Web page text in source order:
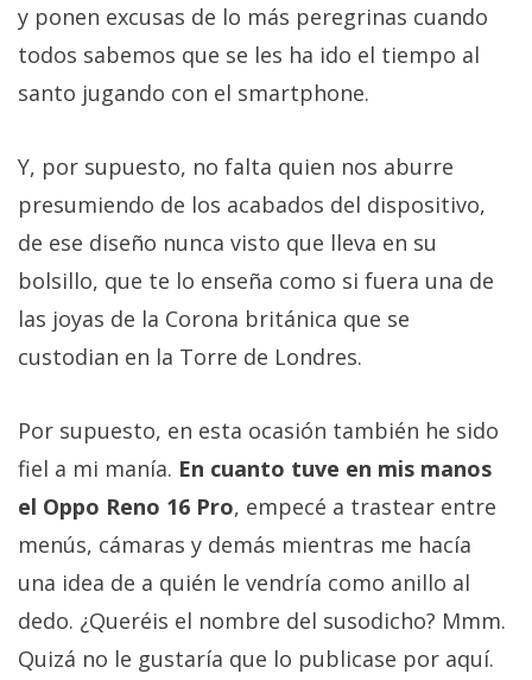
y ponen excusas de lo más peregrinas cuando
todos sabemos que se les ha ido el tiempo al
santo jugando con el smartphone.
Y, por supuesto, no falta quien nos aburre
presumiendo de los acabados del dispositivo,
de ese diseño nunca visto que lleva en su
bolsillo, que te lo enseña como si fuera una de
las joyas de la Corona británica que se
custodian en la Torre de Londres.
Por supuesto, en esta ocasión también he sido
fiel a mi manía. En cuanto tuve en mis manos
el Oppo Reno 16 Pro, empecé a trastear entre
menús, cámaras y demás mientras me hacía
una idea de a quién le vendría como anillo al
dedo. ¿Queréis el nombre del susodicho? Mmm.
Quizá no le gustaría que lo publicase por aquí.